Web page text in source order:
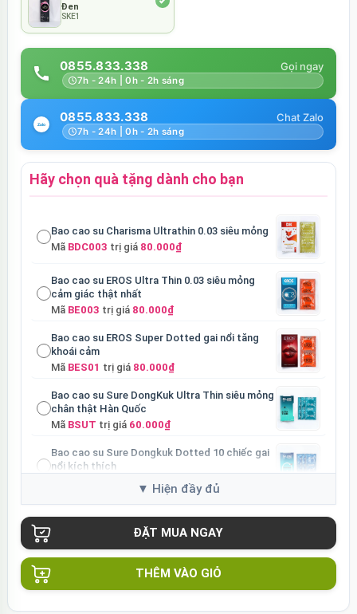
Đen
SKE1
0855.833.338
7h - 24h | 0h - 2h sáng
0855.833.338
7h - 24h | 0h - 2h sáng
Hãy chọn quà tặng dành cho bạn
Bao cao su Charisma Ultrathin 0.03 siêu mỏng
Mã BDC003 trị giá 80.000₫
Bao cao su EROS Ultra Thin 0.03 siêu mỏng
cảm giác thật nhất
Mã BE003 trị giá 80.000₫
Bao cao su EROS Super Dotted gai nổi tăng
khoái cảm
Mã BES01 trị giá 80.000₫
Bao cao su Sure DongKuk Ultra Thin siêu mỏng
chân thật Hàn Quốc
Mã BSUT trị giá 60.000₫
Bao cao su Sure Dongkuk Dotted 10 chiếc gai
nổi kích thích
60.000₫
trị giá70.000₫
Ốp lưng MagSafe iPhone 16 Pro Max Clear
THÊM VÀO GIỎ